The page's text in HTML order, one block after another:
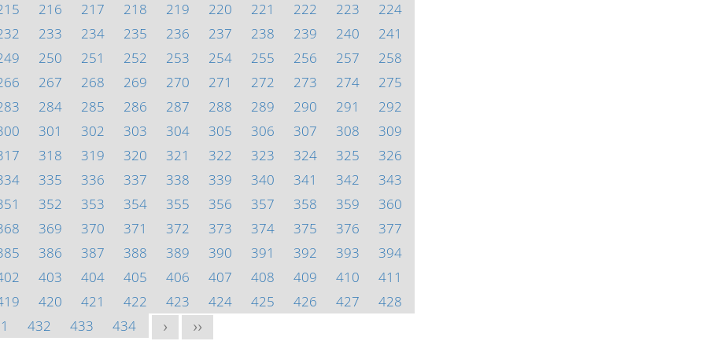
216 217 218 219 220 221 222 223
224
233 234 235 236 237 238 239 240
241
250 251 252 253 254 255 256 257
258
267 268 269 270 271 272 273 274
275
284 285 286 287 288 289 290 291
292
301 302 303 304 305 306 307 308
309
318 319 320 321 322 323 324 325
326
335 336 337 338 339 340 341 342
343
352 353 354 355 356 357 358 359
360
369 370 371 372 373 374 375 376
377
386 387 388 389 390 391 392 393
394
403 404 405 406 407 408 409 410
411
420 421 422 423 424 425 426 427
428
432 433 434 > >>